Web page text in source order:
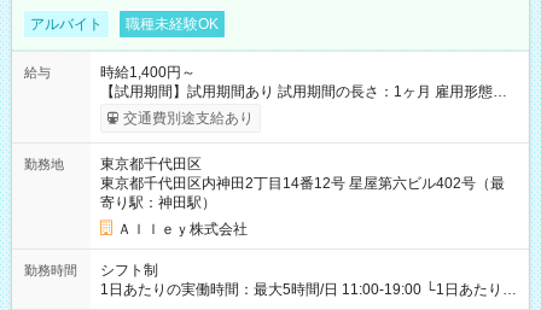
アルバイト 職種未経験OK
給与
時給1,400円～
【試用期間】試用期間あり 試用期間の長さ：1ヶ月 雇用形態、
給与は本採用時と同じです。
交通費別途支給あり
勤務地
東京都千代田区
東京都千代田区内神田2丁目14番12号 星屋第六ビル402号（最
寄り駅：神田駅）
Ａｌｌｅｙ株式会社
勤務時間
シフト制
1日あたりの実働時間：最大5時間/日 11:00-19:00 └1日あたりの